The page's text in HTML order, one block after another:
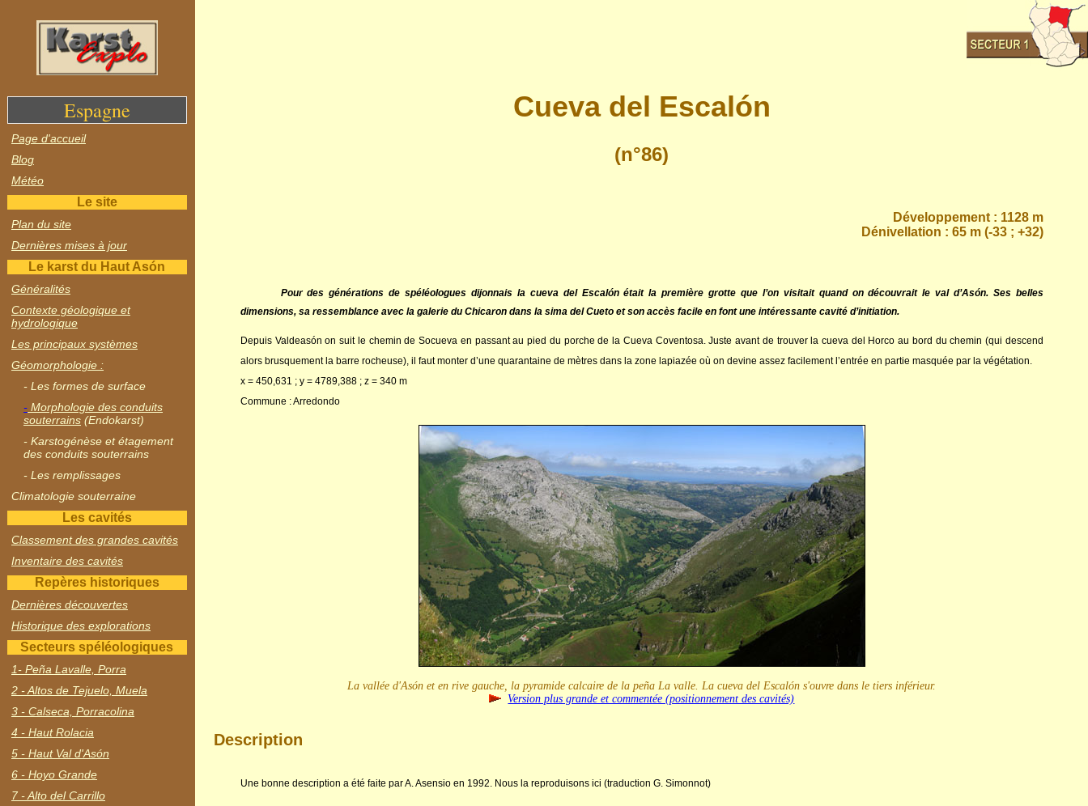
Espagne
Page d'accueil
Blog
Météo
Le site
Plan du site
Dernières mises à jour
Le karst du Haut Asón
Généralités
Contexte géologique et
hydrologique
Les principaux systèmes
Géomorphologie :
- Les formes de surface
- Morphologie des conduits
souterrains (Endokarst)
- Karstogénèse et étagement
des conduits souterrains
- Les remplissages
Climatologie souterraine
Les cavités
Classement des grandes cavités
Inventaire des cavités
Repères historiques
Dernières découvertes
Historique des explorations
Secteurs spéléologiques
1- Peña Lavalle, Porra
2 - Altos de Tejuelo, Muela
3 - Calseca, Porracolina
4 - Haut Rolacia
5 - Haut Val d'Asón
6 - Hoyo Grande
7 - Alto del Carrillo
Cueva del Escalón
(n°86)
Développement : 1128 m
Dénivellation : 65 m (-33 ; +32)
Pour des générations de spéléologues dijonnais la cueva del Escalón était la première grotte que l’on visitait quand on découvrait le val d’Asón. Ses belles
dimensions, sa ressemblance avec la galerie du Chicaron dans la sima del Cueto et son accès facile en font une intéressante cavité d’initiation.
Depuis Valdeasón on suit le chemin de Socueva en passant au pied du porche de la Cueva Coventosa. Juste avant de trouver la cueva del Horco au bord du chemin (qui descend
alors brusquement la barre rocheuse), il faut monter d’une quarantaine de mètres dans la zone lapiazée où on devine assez facilement l’entrée en partie masquée par la végétation.
x = 450,631 ; y = 4789,388 ; z = 340 m
Commune : Arredondo
La vallée d'Asón et en rive gauche, la pyramide calcaire de la peña La valle. La cueva del Escalón s'ouvre dans le tiers inférieur.
Version plus grande et commentée (positionnement des cavités)
Description
Une bonne description a été faite par A. Asensio en 1992. Nous la reproduisons ici (traduction G. Simonnot)